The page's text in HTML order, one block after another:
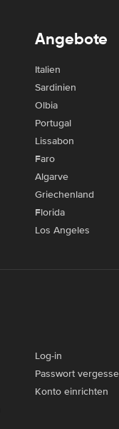
Angebote
Italien
Sardinien
Olbia
Portugal
Lissabon
Faro
Algarve
Griechenland
Florida
Los Angeles
Log-in
Passwort
Konto einrichten